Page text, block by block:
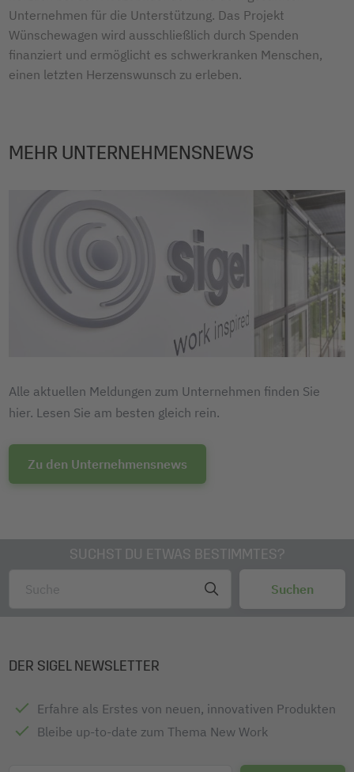
Unternehmen für die Unterstützung. Das Projekt
Wünschewagen wird ausschließlich durch Spenden
finanziert und ermöglicht es schwerkranken Menschen,
einen letzten Herzenswunsch zu erleben.
MEHR UNTERNEHMENSNEWS
Alle aktuellen Meldungen zum Unternehmen finden Sie
hier. Lesen Sie am besten gleich rein.
Zu den Unternehmensnews
SUCHST DU ETWAS BESTIMMTES?
DER SIGEL NEWSLETTER
Erfahre als Erstes von neuen, innovativen Produkten
Bleibe up-to-date zum Thema New Work